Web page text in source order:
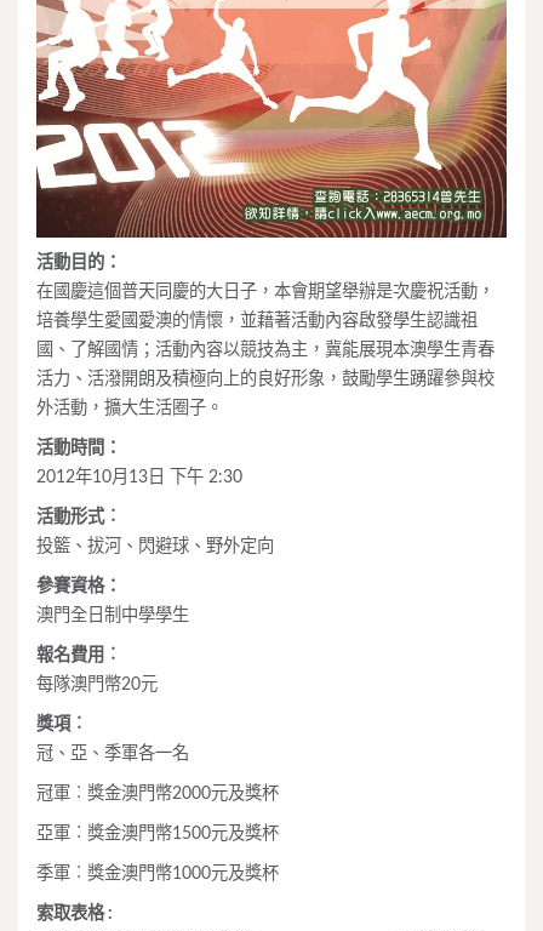
活動目的：
在國慶這個普天同慶的大日子，本會期望舉辦是次慶祝活動，
培養學生愛國愛澳的情懷，並藉著活動內容啟發學生認識祖
國、了解國情；活動內容以競技為主，冀能展現本澳學生青春
活力、活潑開朗及積極向上的良好形象，鼓勵學生踴躍參與校
外活動，擴大生活圈子。
活動時間：
2012年10月13日 下午 2:30
活動形式︰
投籃、拔河、閃避球、野外定向
參賽資格：
澳門全日制中學學生
報名費用︰
每隊澳門幣20元
獎項︰
冠、亞、季軍各一名
冠軍︰獎金澳門幣2000元及獎杯
亞軍︰獎金澳門幣1500元及獎杯
季軍︰獎金澳門幣1000元及獎杯
索取表格 :